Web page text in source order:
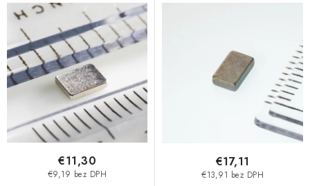
€9,19 bez DPH
€11,30
€13,91 bez DPH
€17,11